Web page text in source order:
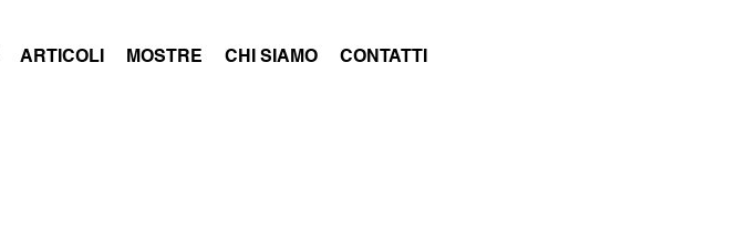
ARTICOLI MOSTRE CHI SIAMO CONTATTI